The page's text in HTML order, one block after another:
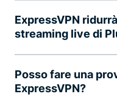
ExpressVPN
streaming live di
Posso fare una
ExpressVPN?